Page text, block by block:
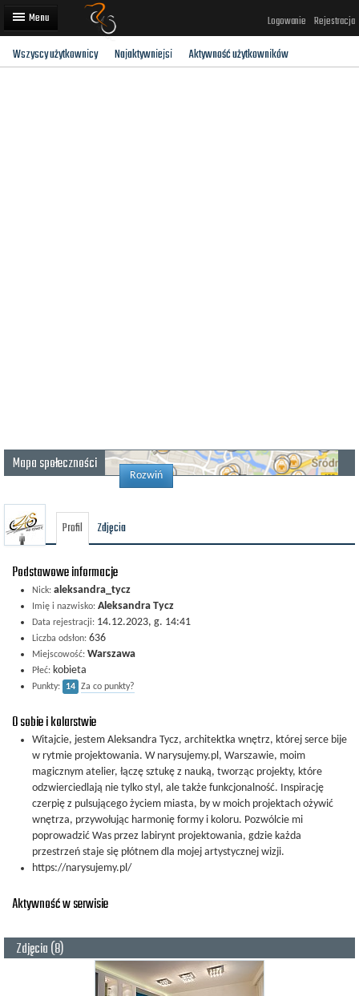
Logowanie Rejestracja
Artykuły
Wszyscy użytkownicy Najaktywniejsi Aktywność użytkowników
Mapa społeczności
Rozwiń
Profil Zdjęcia
Podstawowe informacje
Nick: aleksandra_tycz
Imię i nazwisko: Aleksandra Tycz
Data rejestracji: 14.12.2023, g. 14:41
Liczba odsłon: 636
Miejscowość: Warszawa
Płeć: kobieta
Punkty: 14 Za co punkty?
O sobie i kolarstwie
Witajcie, jestem Aleksandra Tycz, architektka wnętrz, której serce bije
w rytmie projektowania. W narysujemy.pl, Warszawie, moim
magicznym atelier, łączę sztukę z nauką, tworząc projekty, które
odzwierciedlają nie tylko styl, ale także funkcjonalność. Inspirację
czerpię z pulsującego życiem miasta, by w moich projektach ożywić
wnętrza, przywołując harmonię formy i koloru. Pozwólcie mi
poprowadzić Was przez labirynt projektowania, gdzie każda
przestrzeń staje się płótnem dla mojej artystycznej wizji.
https://narysujemy.pl/
Aktywność w serwisie
Zdjęcia (8)